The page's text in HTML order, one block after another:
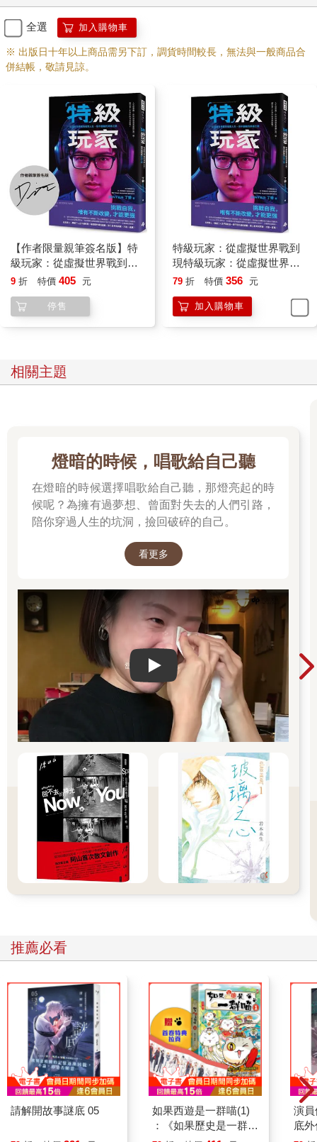
全選 加入購物車
※ 出版日十年以上商品需另下訂，調貨時間較長，無法與一般商品合
併結帳，敬請見諒。
【作者限量親筆簽名版】特
級玩家：從虛擬世界戰到現
特級玩家：從虛擬世界戰到
之路
9 折 特價 405 元
停售
特級玩家：從虛擬世界戰到
現特級玩家：從虛擬世界戰
到現實人生，絕不服輸的英
79 折 特價 356 元
加入購物車
相關主題
燈暗的時候，唱歌給自己聽
在燈暗的時候選擇唱歌給自己聽，那燈亮起的時
候呢？為擁有過夢想、曾面對失去的人們引路，
陪你穿過人生的坑洞，撿回破碎的自己。
看更多
Play video
推薦必看
請解開故事謎底 05
如果西遊是一群喵(1)
：《如果歷史是一群
演
底